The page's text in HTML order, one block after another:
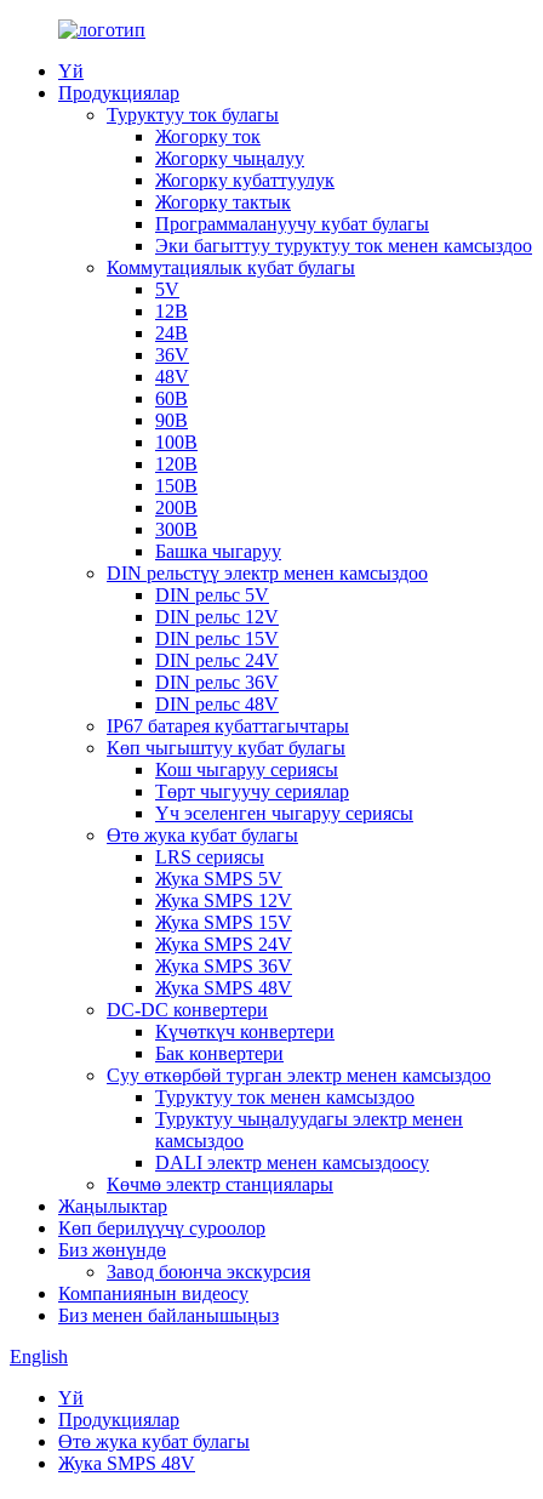
Үй
Продукциялар
Туруктуу ток булагы
Жогорку ток
Жогорку чыңалуу
Жогорку кубаттуулук
Жогорку тактык
Программалануучу кубат булагы
Эки багыттуу туруктуу ток менен камсыздоо
Коммутациялык кубат булагы
5V
12В
24В
36V
48V
60В
90В
100В
120В
150В
200В
300В
Башка чыгаруу
DIN рельстүү электр менен камсыздоо
DIN рельс 5V
DIN рельс 12V
DIN рельс 15V
DIN рельс 24V
DIN рельс 36V
DIN рельс 48V
IP67 батарея кубаттагычтары
Көп чыгыштуу кубат булагы
Кош чыгаруу сериясы
Төрт чыгуучу сериялар
Үч эселенген чыгаруу сериясы
Өтө жука кубат булагы
LRS сериясы
Жука SMPS 5V
Жука SMPS 12V
Жука SMPS 15V
Жука SMPS 24V
Жука SMPS 36V
Жука SMPS 48V
DC-DC конвертери
Күчөткүч конвертери
Бак конвертери
Суу өткөрбөй турган электр менен камсыздоо
Туруктуу ток менен камсыздоо
Туруктуу чыңалуудагы электр менен
камсыздоо
DALI электр менен камсыздоосу
Көчмө электр станциялары
Жаңылыктар
Көп берилүүчү суроолор
Биз жөнүндө
Завод боюнча экскурсия
Компаниянын видеосу
Биз менен байланышыңыз
English
Үй
Продукциялар
Өтө жука кубат булагы
Жука SMPS 48V